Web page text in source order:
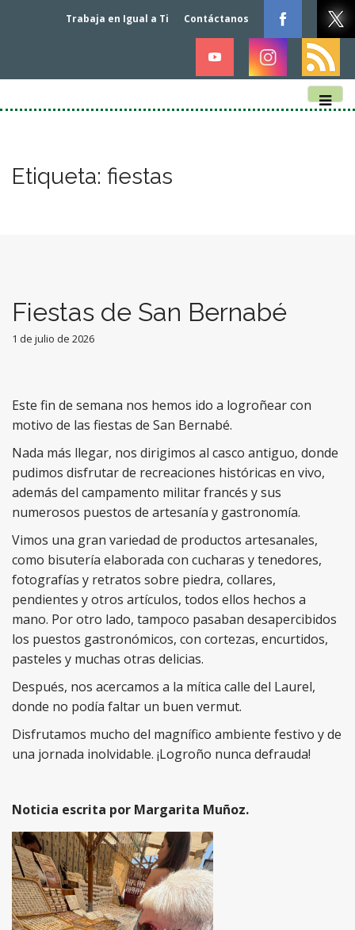
M
n
m
t
t
Etiqueta: fiestas
Fiestas de San Bernabé
1 de julio de 2026
Este fin de semana nos hemos ido a logroñear con
motivo de las fiestas de San Bernabé.
Nada más llegar, nos dirigimos al casco antiguo, donde
pudimos disfrutar de recreaciones históricas en vivo,
además del campamento militar francés y sus
numerosos puestos de artesanía y gastronomía.
Vimos una gran variedad de productos artesanales,
como bisutería elaborada con cucharas y tenedores,
fotografías y retratos sobre piedra, collares,
pendientes y otros artículos, todos ellos hechos a
mano. Por otro lado, tampoco pasaban desapercibidos
los puestos gastronómicos, con cortezas, encurtidos,
pasteles y muchas otras delicias.
Después, nos acercamos a la mítica calle del Laurel,
donde no podía faltar un buen vermut.
Disfrutamos mucho del magnífico ambiente festivo y de
una jornada inolvidable. ¡Logroño nunca defrauda!
Noticia escrita por Margarita Muñoz.
Trabaja en Igual a Ti Contáctanos